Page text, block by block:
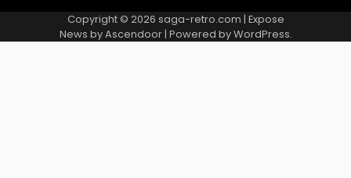
Copyright © 2026 saga-retro.com | Expose
News byAscendoor| Powered byWordPress.